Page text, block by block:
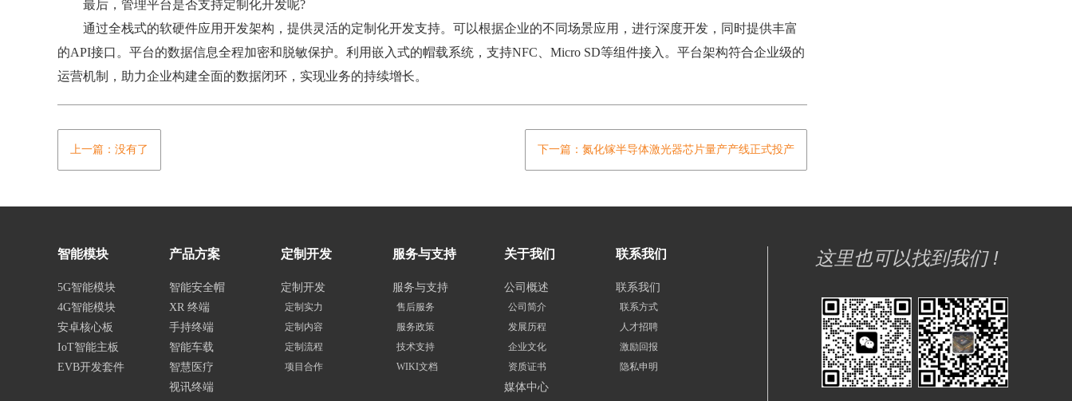
最后，管理平台是否支持定制化开发呢?
通过全栈式的软硬件应用开发架构，提供灵活的定制化开发支持。可以根据企业的不同场景应用，进行深度开发，同时提供丰富
的API接口。平台的数据信息全程加密和脱敏保护。利用嵌入式的帽载系统，支持NFC、Micro SD等组件接入。平台架构符合企业级的
运营机制，助力企业构建全面的数据闭环，实现业务的持续增长。
上一篇：没有了 下一篇：氮化镓半导体激光器芯片量产产线正式投产
智能模块
5G智能模块
4G智能模块
安卓核心板
IoT智能主板
EVB开发套件
产品方案
智能安全帽
XR 终端
手持终端
智能车载
智慧医疗
视讯终端
定制开发
定制开发
定制实力
定制内容
定制流程
项目合作
服务与支持
服务与支持
售后服务
服务政策
技术支持
WIKI文档
关于我们
公司概述
公司简介
发展历程
企业文化
资质证书
媒体中心
联系我们
联系我们
联系方式
人才招聘
激励回报
隐私申明
这里也可以找到我们 !